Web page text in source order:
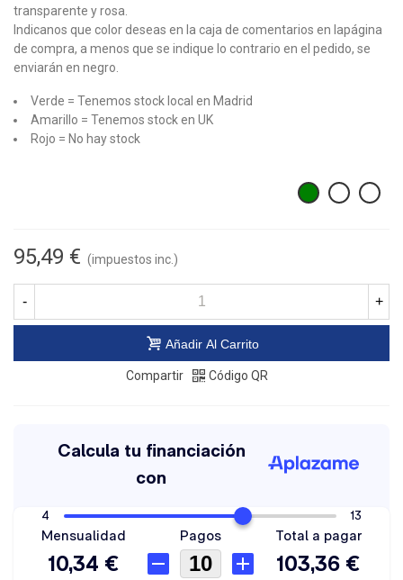
transparente y rosa.
Indicanos que color deseas en la caja de comentarios en lapágina
de compra, a menos que se indique lo contrario en el pedido, se
enviarán en negro.
Verde = Tenemos stock local en Madrid
Amarillo = Tenemos stock en UK
Rojo = No hay stock
95,49 € (impuestos inc.)
- +
Añadir Al Carrito
Compartir Código QR